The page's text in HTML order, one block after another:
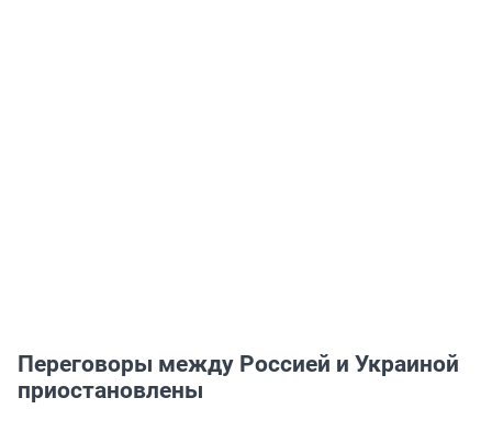
Переговоры между Россией и Украиной
приостановлены